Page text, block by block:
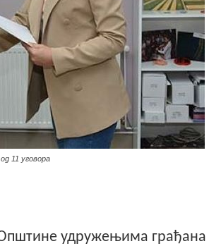
11 уговора
удружењима грађана